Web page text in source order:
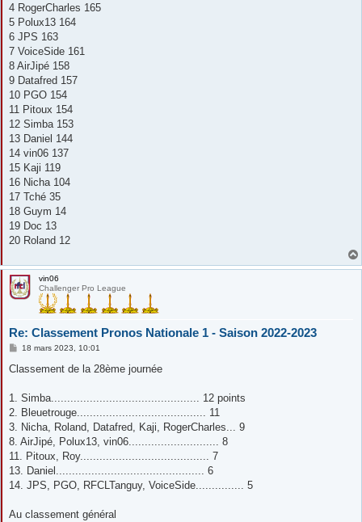
4 RogerCharles 165
5 Polux13 164
6 JPS 163
7 VoiceSide 161
8 AirJipé 158
9 Datafred 157
10 PGO 154
11 Pitoux 154
12 Simba 153
13 Daniel 144
14 vin06 137
15 Kaji 119
16 Nicha 104
17 Tché 35
18 Guym 14
19 Doc 13
20 Roland 12
vin06
Challenger Pro League
Re: Classement Pronos Nationale 1 - Saison 2022-2023
M
s
g
18 mars 2023, 10:01
Classement de la 28ème journée
1. Simba.............................................. 12 points
2. Bleuetrouge........................................ 11
3. Nicha, Roland, Datafred, Kaji, RogerCharles... 9
8. AirJipé, Polux13, vin06............................ 8
11. Pitoux, Roy........................................ 7
13. Daniel.............................................. 6
14. JPS, PGO, RFCLTanguy, VoiceSide............... 5
Au classement général